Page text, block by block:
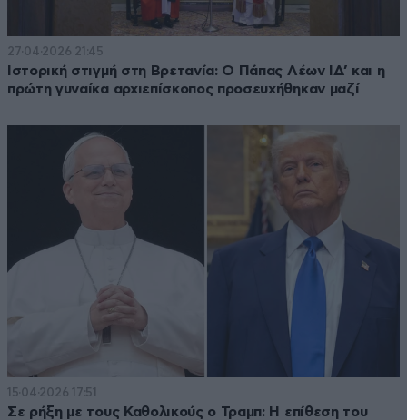
27·04·2026 21:45
Ιστορική στιγμή στη Βρετανία: Ο Πάπας Λέων ΙΔ’ και η
πρώτη γυναίκα αρχιεπίσκοπος προσευχήθηκαν μαζί
15·04·2026 17:51
Σε ρήξη με τους Καθολικούς ο Τραμπ: Η επίθεση του